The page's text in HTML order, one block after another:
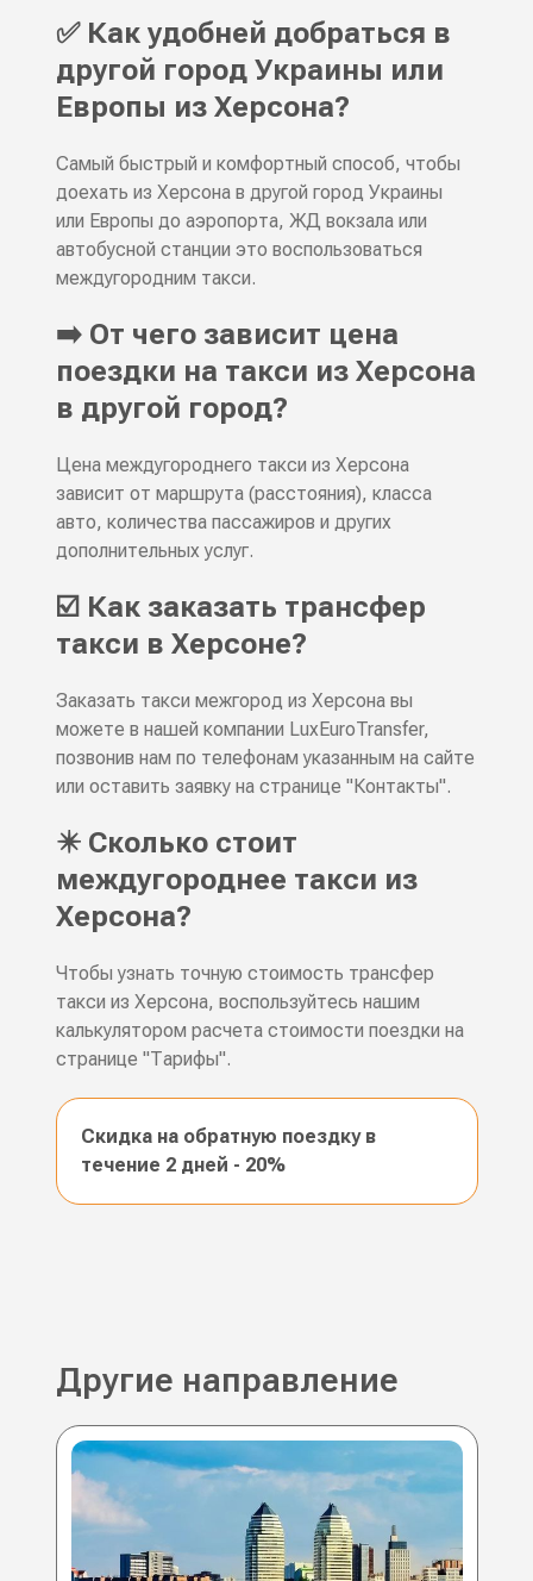
✅ Как удобней добраться в
другой город Украины или
Европы из Херсона?
Самый быстрый и комфортный способ, чтобы
доехать из Херсона в другой город Украины
или Европы до аэропорта, ЖД вокзала или
автобусной станции это воспользоваться
междугородним такси.
➡️ От чего зависит цена
поездки на такси из Херсона
в другой город?
Цена междугороднего такси из Херсона
зависит от маршрута (расстояния), класса
авто, количества пассажиров и других
дополнительных услуг.
☑️ Как заказать трансфер
такси в Херсоне?
Заказать такси межгород из Херсона вы
можете в нашей компании LuxEuroTransfer,
позвонив нам по телефонам указанным на сайте
или оставить заявку на странице "Контакты".
✴️ Сколько стоит
междугороднее такси из
Херсона?
Чтобы узнать точную стоимость трансфер
такси из Херсона, воспользуйтесь нашим
калькулятором расчета стоимости поездки на
странице "Тарифы".
Скидка на обратную поездку в
течение 2 дней - 20%
Другие направление